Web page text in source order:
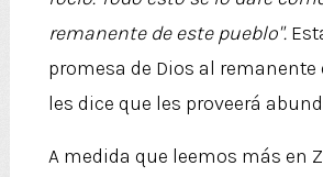
remanente de este pueblo".
promesa de Dios al remanente
les dice que les proveerá
A medida que leemos más en